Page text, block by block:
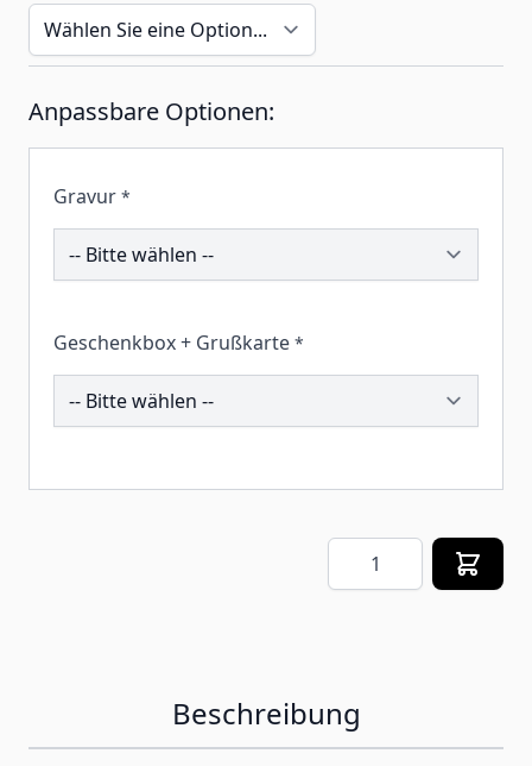
Anpassbare Optionen:
Gravur *
194385
Geschenkbox + Grußkarte *
257663
Menge
Beschreibung